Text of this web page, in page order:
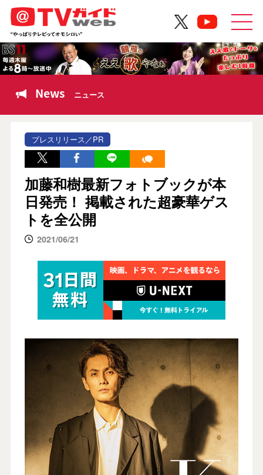
News ニュース
プレスリリース／PR
加藤和樹最新フォトブックが本
日発売！ 掲載された超豪華ゲス
トを全公開
2021/06/21